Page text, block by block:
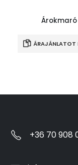
Árokmaró
ÁRAJÁNLATOT
+36 70 908